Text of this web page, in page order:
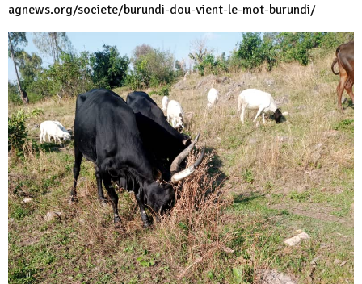
agnews.org/societe/burundi-dou-vient-le-mot-burundi/